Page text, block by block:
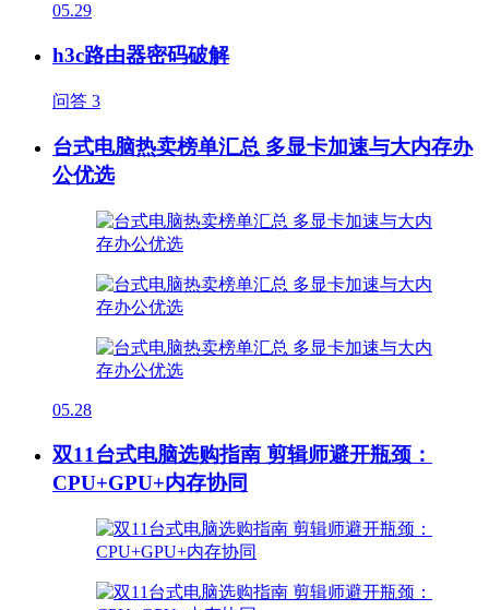
05.29
h3c路由器密码破解
问答 3
台式电脑热卖榜单汇总 多显卡加速与大内存办
公优选
05.28
双11台式电脑选购指南 剪辑师避开瓶颈：
CPU+GPU+内存协同